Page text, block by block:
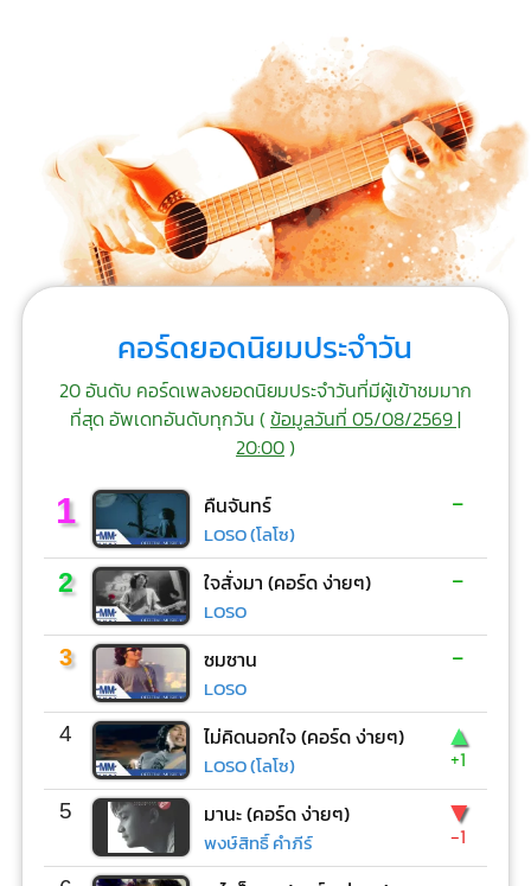
คอร์ดยอดนิยมประจำวัน
20 อันดับ คอร์ดเพลงยอดนิยมประจำวันที่มีผู้เข้าชมมาก
ที่สุด อัพเดทอันดับทุกวัน (ข้อมูลวันที่ 05/08/2569 |
20:00)
1 คืนจันทร์
LOSO (โลโซ)
-
2 ใจสั่งมา (คอร์ด ง่ายๆ)
LOSO
-
3 ซมซาน
LOSO
-
4 ไม่คิดนอกใจ (คอร์ด ง่ายๆ)
LOSO (โลโซ)
▲
+1
5 มานะ (คอร์ด ง่ายๆ)
พงษ์สิทธิ์ คำภีร์
▼
-1